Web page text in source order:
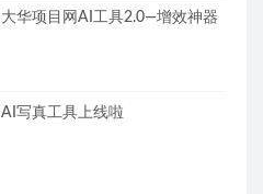
大华项目网AI工具2.0—增效神器
AI写真工具上线啦